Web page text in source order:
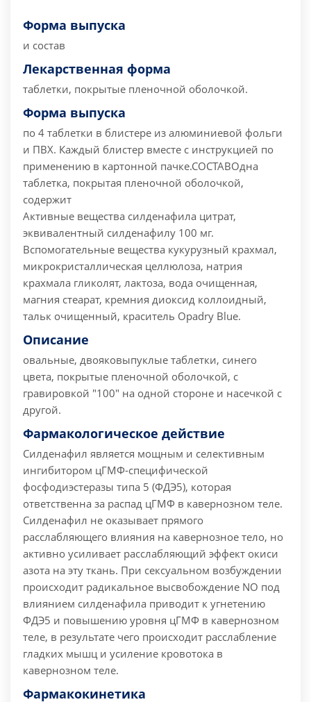
Форма выпуска
и состав
Лекарственная форма
таблетки, покрытые пленочной оболочкой.
Форма выпуска
по 4 таблетки в блистере из алюминиевой фольги
и ПВХ. Каждый блистер вместе с инструкцией по
применению в картонной пачке.СОСТАВОдна
таблетка, покрытая пленочной оболочкой,
содержит
Активные вещества силденафила цитрат,
эквивалентный силденафилу 100 мг.
Вспомогательные вещества кукурузный крахмал,
микрокристаллическая целлюлоза, натрия
крахмала гликолят, лактоза, вода очищенная,
магния стеарат, кремния диоксид коллоидный,
тальк очищенный, краситель Opadry Blue.
Описание
овальные, двояковыпуклые таблетки, синего
цвета, покрытые пленочной оболочкой, с
гравировкой "100" на одной стороне и насечкой с
другой.
Фармакологическое действие
Силденафил является мощным и селективным
ингибитором цГМФ-специфической
фосфодиэстеразы типа 5 (ФДЭ5), которая
ответственна за распад цГМФ в кавернозном теле.
Силденафил не оказывает прямого
расслабляющего влияния на кавернозное тело, но
активно усиливает расслабляющий эффект окиси
азота на эту ткань. При сексуальном возбуждении
происходит радикальное высвобождение NO под
влиянием силденафила приводит к угнетению
ФДЭ5 и повышению уровня цГМФ в кавернозном
теле, в результате чего происходит расслабление
гладких мышц и усиление кровотока в
кавернозном теле.
Фармакокинетика